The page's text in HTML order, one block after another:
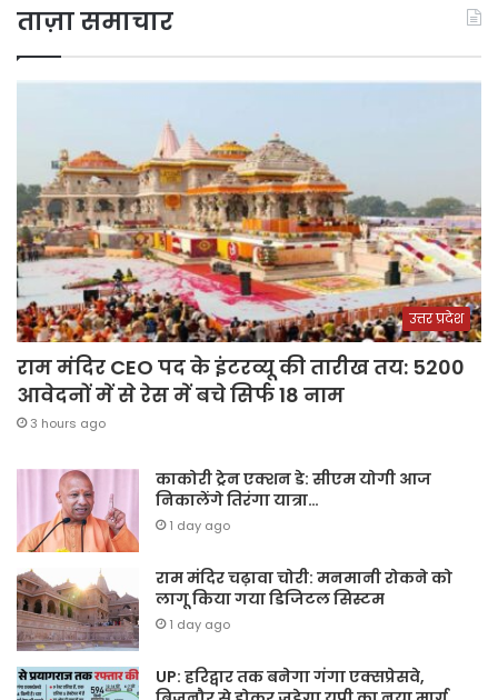
ताज़ा समाचार
उत्तर प्रदेश
राम मंदिर CEO पद के इंटरव्यू की तारीख तय: 5200
आवेदनों में से रेस में बचे सिर्फ 18 नाम
3 hours ago
काकोरी ट्रेन एक्शन डे: सीएम योगी आज
निकालेंगे तिरंगा यात्रा…
1 day ago
राम मंदिर चढ़ावा चोरी: मनमानी रोकने को
लागू किया गया डिजिटल सिस्टम
1 day ago
UP: हरिद्वार तक बनेगा गंगा एक्सप्रेसवे,